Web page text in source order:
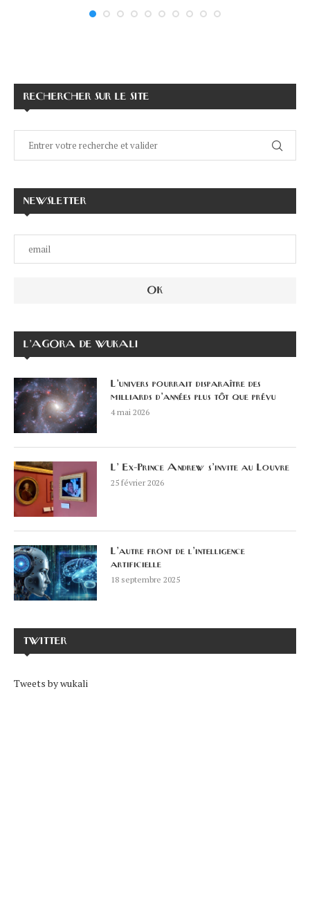
RECHERCHER SUR LE SITE
NEWSLETTER
L’AGORA DE WUKALI
L’univers pourrait disparaître des
milliards d’années plus tôt que prévu
4 mai 2026
L’ Ex-Prince Andrew s’invite au Louvre
25 février 2026
L’autre front de l’intelligence
artificielle
18 septembre 2025
TWITTER
Tweets by wukali